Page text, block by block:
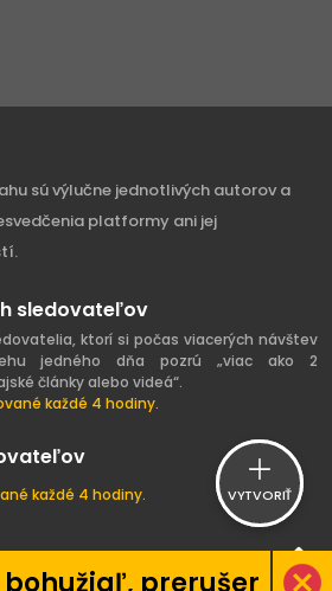
VYTVORIŤ
vývoja
sú výlučne jednotlivých autorov a
platformy ani jej
sledovateľov
ktorí si počas viacerých návštev
jedného dňa pozrú „viac ako 2
články alebo videá“.
každé 4 hodiny.
každé 4 hodiny.